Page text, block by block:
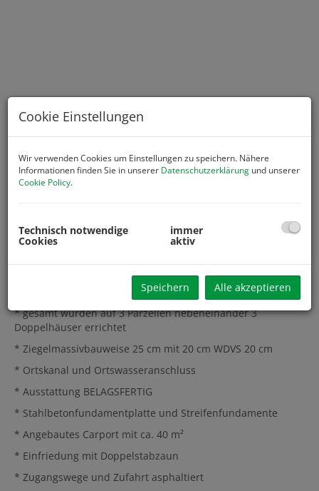
***TOP Preisangebot € 298.000.- ***
* Doppelhaushälfte mit Carport und Garten provisionsfrei
* gesamt wurden auf 3 Parzellen nebeneinander 3
Doppelhäuser errichtet
* Ziegelmassivbauweise 25 cm mit 20 cm WDVS 20 cm
* Ortskanal und Ortswasseranschluss
* Ausstattung BELAGSFERTIG
* Stahlbetonfundamentplatte und Streifenfundamente
* Angebautes Carport mit ca. 40 m²
* Einfriedung mit Doppelstabzaun
* Zugangswege und Zufahrt asphaltiert
Cookie Einstellungen
Wir verwenden Cookies um Einstellungen zu speichern. Nähere
Informationen finden Sie in unserer Datenschutzerklärung und unserer
Cookie Policy.
Technisch notwendige
Cookies
immer
aktiv
Speichern Alle akzeptieren